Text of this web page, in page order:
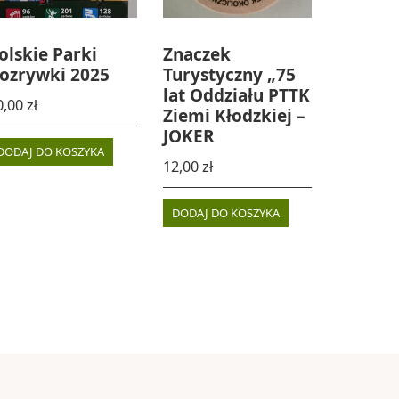
Parki
2025
zł
DO KOSZYKA
Znaczek
Turystyczny „75
lat Oddziału PTTK
Ziemi Kłodzkiej –
JOKER
12,00zł
DODAJ DO KOSZYKA